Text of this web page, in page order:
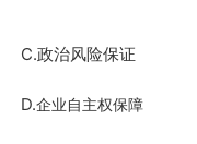
C.政治风险保证
D.企业自主权保障